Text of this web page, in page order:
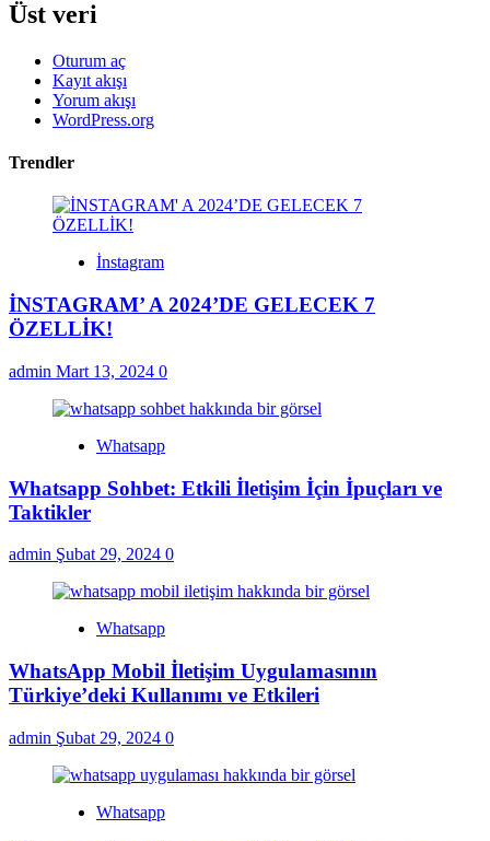
Üst veri
Oturum aç
Kayıt akışı
Yorum akışı
WordPress.org
Trendler
İnstagram
İNSTAGRAM’ A 2024’DE GELECEK 7
ÖZELLİK!
admin Mart 13, 2024 0
Whatsapp
Whatsapp Sohbet: Etkili İletişim İçin İpuçları ve
Taktikler
admin Şubat 29, 2024 0
Whatsapp
WhatsApp Mobil İletişim Uygulamasının
Türkiye’deki Kullanımı ve Etkileri
admin Şubat 29, 2024 0
Whatsapp